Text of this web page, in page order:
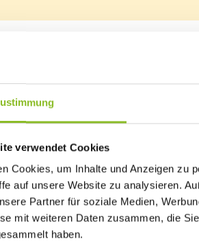
verwendet Cookies
Cookies, um Inhalte und Anzeigen zu
auf unsere Website zu analysieren.
Partner für soziale Medien,
mit weiteren Daten zusammen, die
haben.
Frastanz gemeinsam mit
Untere Au ein.
Bildquelle: Sportverein Frastanz
LR Martina Rüscher sowie der
die Saminataler für musikalische
für spannende Unterhaltung. Für
reges Treiben bei der Sport- und
stehen nun fast 3.000
geschaffen sowie der ehemalige